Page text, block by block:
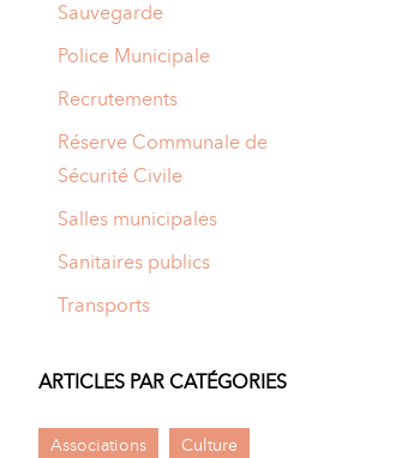
Sauvegarde
Police Municipale
Recrutements
Réserve Communale de
Sécurité Civile
Salles municipales
Sanitaires publics
Transports
ARTICLES PAR CATÉGORIES
Associations Culture